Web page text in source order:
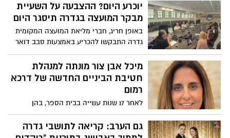
יוכרע היום? ההצבעה על השעיית
מבקר המועצה בגדרה תיסגר היום
באופן חריג, חברי מליאת המועצה המקומית
גדרה התבקשו להכריע באמצעות סבב דואר
אלקטרוני האם להשעות את מבקר המועצה,
נגדו מתנהלים הליכים משמעתיים בעקבות
תלונות על הטרדה מינית. היום המועד האחרון
מיכל אבן צור מונתה למנהלת
חטיבת הביניים החדשה של דרכא
רמום
לאחר 17 שנות עשייה בבית הספר, בהן
שימשה בשנים האחרונות כסגנית מנהלת
ורכזת פדגוגית, תיכנס מיכל אבן צור לתפקיד
מנהלת חטיבת הביניים החדשה, עם חזון
גם הערב: קריאה לתושבי גדרה